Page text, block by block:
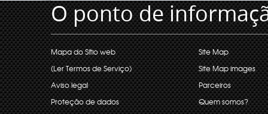
O ponto de
Mapa do Sítio web
(Ler Termos de Serviço)
Aviso legal
Proteção de dados
Site Map
Site Map images
Parceiros
Quem somos?